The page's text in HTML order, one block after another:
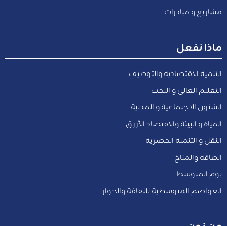
مشاريع و مبادرات
ماذا نفعل
التنمية الاقتصادية والتوظيف
التعليم العالي و البحث
الشئون الاجتماعية و المدنية
المياه و البيئة والاقتصاد الأزرق
النقل و التنمية الحضرية
الطاقة والمناخ
يوم المتوسط
العواصم المتوسطية للثقافة والحوار